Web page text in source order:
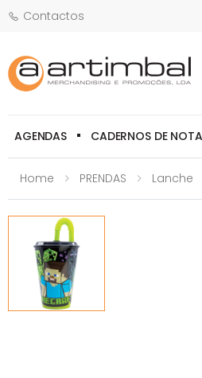
Contactos
AGENDAS CADERNOS DE
Home PRENDAS Lanche